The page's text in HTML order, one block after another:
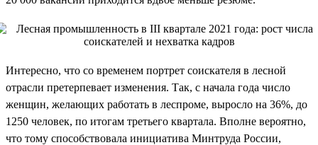
Интересно, что со временем портрет соискателя в лесной
отрасли претерпевает изменения. Так, с начала года число
женщин, желающих работать в леспроме, выросло на 36%, до
1250 человек, по итогам третьего квартала. Вполне вероятно,
что тому способствовала инициатива Минтруда России,